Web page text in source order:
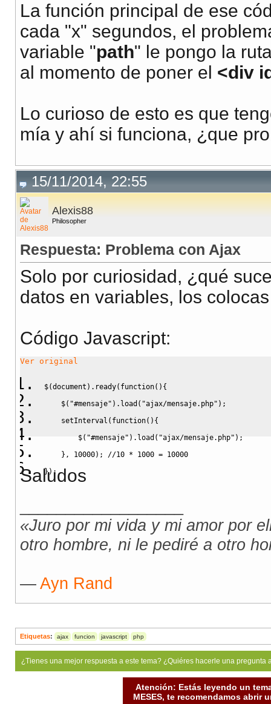
La función principal de ese
cada "x" segundos, el
variable "path" le pongo la
al momento de poner el <div
Lo curioso de esto es que
mía y ahí si funciona, ¿que
15/11/2014, 22:55
Alexis88
Philosopher
Respuesta: Problema con Ajax
Solo por curiosidad, ¿qué
datos en variables, los
Código Javascript:
Ver original
$(document ) . ready( function( ) {
$( "#mensaje" ) . load ( "ajax/mensaje.php" ) ;
setInterval ( function( ) {
$( "#mensaje" ) .load ( "ajax/mensaje.php" ) ;
} , 10000) ;
//10 * 1000 = 10000
}) ;
Saludos
«Juro por mi vida y mi amor por
otro hombre, ni le pediré a otro
―Ayn Rand
Etiquetas: ajax funcion javascript php
¿Tienes una mejor respuesta a este tema? ¿Quiéres hacerle una
Atención: Estás leyendo un
MESES, te recomendamos abrir